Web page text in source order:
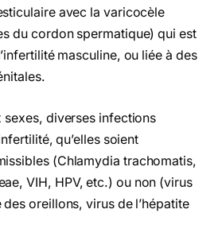
avec la varicocèle
du cordon spermatique) qui est
masculine, ou liée à des
sexes, diverses infections
qu’elles soient
(Chlamydia trachomatis,
VIH, HPV, etc.) ou non (virus
oreillons, virus de l’hépatite